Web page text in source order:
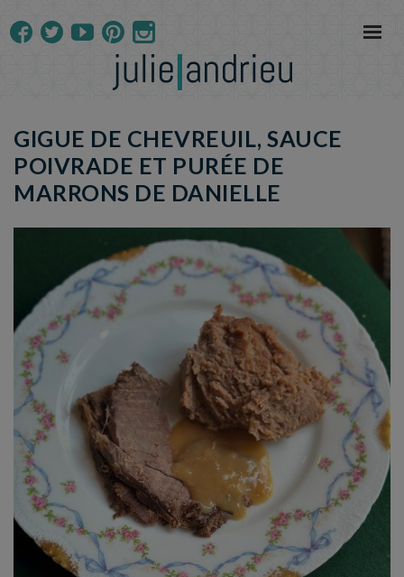
GIGUE DE CHEVREUIL, SAUCE
POIVRADE ET PURÉE DE
MARRONS DE DANIELLE